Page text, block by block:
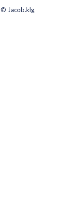
© Jacob.klg